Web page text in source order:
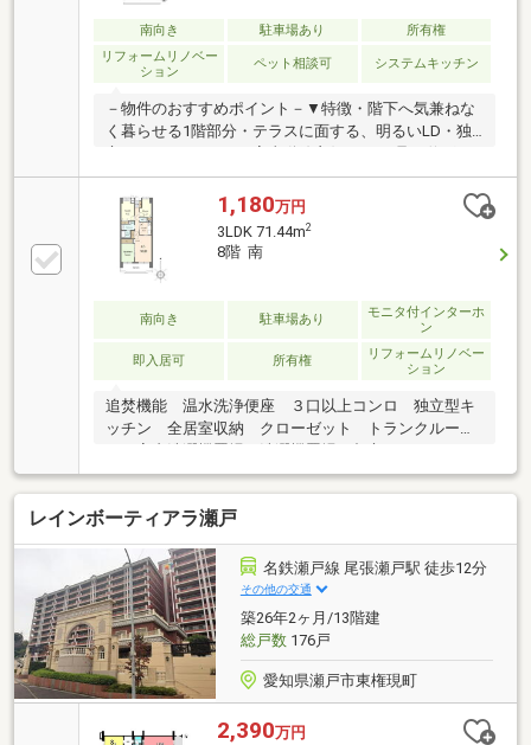
南向き 駐車場あり
所有権
リフォームリノベー
ション
ペット相談可 システムキッチン
－物件のおすすめポイント－▼特徴・階下へ気兼ねな
く暮らせる1階部分・テラスに面する、明るいLD・独
立キッチンは2WAY、家事動線良好・LDに足を伸ばし
てくつろげる和室が隣接・窓付のWICは約4.5帖、各居
室収納付・ペット飼育可(規約有)▼室内リフォーム履
歴【2025年11月】全室クロス張替、畳表替、キッチン
コンロ交換 他【2019年4月】フローリング・全室クロ
ス張替 他【2015年2月】UB・洗面化粧台交換▼周辺環
境・水南小学校 徒歩5分(約330m)■ ご希望の住まい探
しをお手伝いします ━━━━━・・・物件の詳細・ご
1,180万円
3LDK 71.44m2
8階 南
南向き 駐車場あり
モニタ付インターホ
ン
即入居可 所有権
リフォームリノベー
ション
追焚機能 温水洗浄便座 ３口以上コンロ 独立型キ
ッチン 全居室収納 クローゼット トランクルー
ム 室内洗濯機置場 洗濯機置場 都市ガス ワイド
バルコニー エレベーター エレベーター２基以上
宅配ＢＯＸ 来客用駐車場
レインボーティアラ瀬戸
名鉄瀬戸線 尾張瀬戸駅 徒歩12分
その他の交通
築26年2ヶ月/13階建
総戸数176戸
愛知県瀬戸市東権現町
2,390万円